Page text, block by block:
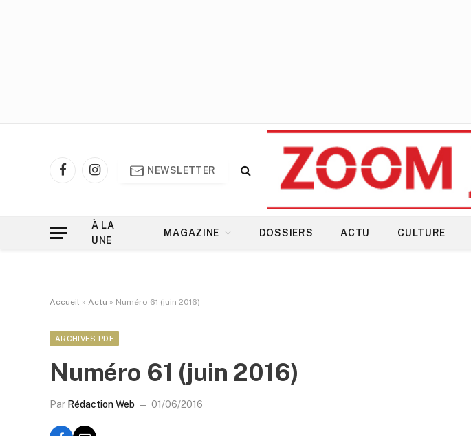
FacebookInstagram
NEWSLETTER
À LA
UNE
MAGAZINE DOSSIERS ACTU CULTURE
Accueil » Actu » Numéro 61 (juin 2016)
ARCHIVES PDF
Numéro 61 (juin 2016)
Par Rédaction Web 01/06/2016